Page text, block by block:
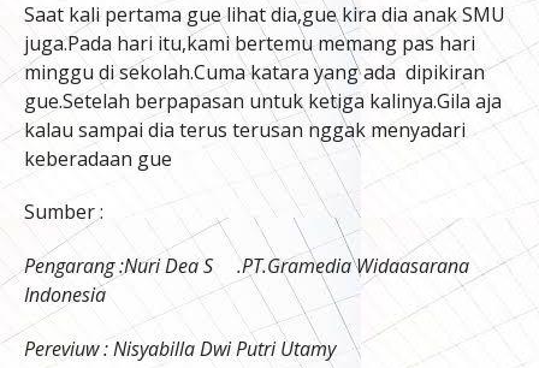
Saat kali pertama gue lihat dia,gue kira dia anak SMU
juga.Pada hari itu,kami bertemu memang pas hari
minggu di sekolah.Cuma katara yang ada dipikiran
gue.Setelah berpapasan untuk ketiga kalinya.Gila aja
kalau sampai dia terus terusan nggak menyadari
keberadaan gue
Sumber :
Pengarang :Nuri Dea S .PT.Gramedia Widaasarana
Indonesia
Pereviuw : Nisyabilla Dwi Putri Utamy